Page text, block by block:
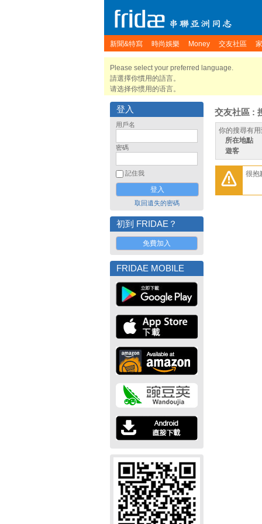
新聞&特寫 時尚娛樂 Money 交友社區
Please select your preferred language.
請選擇你慣用的語言。
请选择你惯用的语言。
登入
用戶名
密碼
記住我
取回遺失的密碼
初到 FRIDAE？
免費加入
FRIDAE MOBILE
交友社區 :
你的搜尋有
所在地點
遊客
很抱